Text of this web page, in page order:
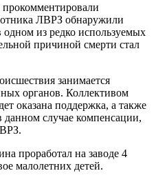
ЛВРЗ обнаружили
одном из редко используемых
причиной смерти стал
занимается
органов. Коллективом
оказана поддержка, а также
случае компенсации,
проработал на заводе 4
малолетних детей.